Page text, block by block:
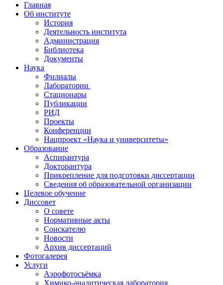
Главная
Об институте
История
Деятельность института
Администрация
Библиотека
Документы
Наука
Филиалы
Лаборатории
Стационары
Публикации
РИД
Проекты
Конференции
Нацпроект «Наука и университеты»
Образование
Аспирантура
Докторантура
Прикрепление для подготовки диссертации
Сведения об образовательной организации
Целевое обучение
Диссовет
О совете
Нормативные акты
Соискателю
Новости
Архив диссертаций
Фотогалерея
Услуги
Аэрофотосъёмка
Химико-аналитическая лаборатория